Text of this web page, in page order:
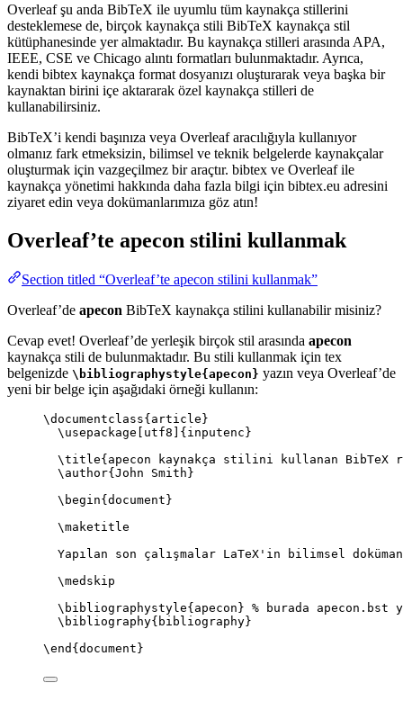
Overleaf şu anda BibTeX ile uyumlu tüm kaynakça stillerini
desteklemese de, birçok kaynakça stili BibTeX kaynakça stil
kütüphanesinde yer almaktadır. Bu kaynakça stilleri arasında APA,
IEEE, CSE ve Chicago alıntı formatları bulunmaktadır. Ayrıca,
kendi bibtex kaynakça format dosyanızı oluşturarak veya başka bir
kaynaktan birini içe aktararak özel kaynakça stilleri de
kullanabilirsiniz.
BibTeX’i kendi başınıza veya Overleaf aracılığıyla kullanıyor
olmanız fark etmeksizin, bilimsel ve teknik belgelerde kaynakçalar
oluşturmak için vazgeçilmez bir araçtır. bibtex ve Overleaf ile
kaynakça yönetimi hakkında daha fazla bilgi için bibtex.eu adresini
ziyaret edin veya dokümanlarımıza göz atın!
Overleaf’te apecon stilini kullanmak
Section titled “Overleaf’te apecon stilini kullanmak”
Overleaf’de apecon BibTeX kaynakça stilini kullanabilir misiniz?
Cevap evet! Overleaf’de yerleşik birçok stil arasında apecon
kaynakça stili de bulunmaktadır. Bu stili kullanmak için tex
belgenizde \bibliographystyle{apecon} yazın veya Overleaf’de
yeni bir belge için aşağıdaki örneği kullanın:
\documentclass{ article }
\usepackage
utf8 ]{ inputenc }
\title{apecon kaynakça stilini kullanan BibTeX
\author{John Smith}
\begin{ document }
\maketitle
Yapılan son çalışmalar LaTeX'in bilimsel
\medskip
\bibliographystyle{apecon} % burada apecon.bst
\bibliography{bibliography}
\end { document }